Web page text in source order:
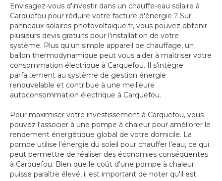
Envisagez-vous d'investir dans un chauffe-eau solaire à
Carquefou pour réduire votre facture d'énergie ? Sur
panneaux-solaires-photovoltaique.fr, vous pouvez obtenir
plusieurs devis gratuits pour l'installation de votre
système. Plus qu'un simple appareil de chauffage, un
ballon thermodynamique peut vous aider à maîtriser votre
consommation électrique à Carquefou. Il s'intègre
parfaitement au système de gestion énergie
renouvelable et contribue à une meilleure
autoconsommation électrique à Carquefou.
Pour maximiser votre investissement à Carquefou, vous
pouvez l'associer à une pompe à chaleur pour améliorer le
rendement énergétique global de votre domicile. La
pompe utilise l'énergie du soleil pour chauffer l'eau, ce qui
peut permettre de réaliser des économies conséquentes
à Carquefou. Bien que le coût d'une pompe à chaleur
puisse paraître élevé, il est important de noter qu'il est